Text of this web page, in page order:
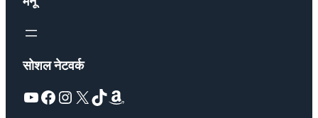
सोशल नेटवर्क
YouTube Facebook Instagram X TikTok Amazon